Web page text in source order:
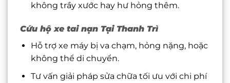
không trầy xước hay hư hỏng thêm.
Cứu hộ xe tai nạn Tại Thanh Trì
Hỗ trợ xe máy bị va chạm, hỏng nặng, hoặc
không thể di chuyển.
Tư vấn giải pháp sửa chữa tối ưu với chi phí